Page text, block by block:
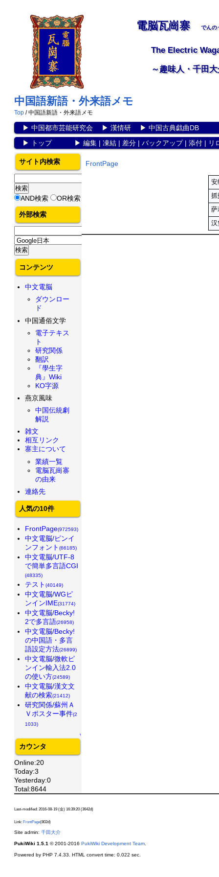
電脳瓦崗寨 でんの
The Electric
～趣味人・千田
中国語新語・外来語メモ
Top / 中国語新語・外来語メモ
▶ 中国都市芸能研究会▶ 漢情研▶ 中国古典戯曲DB
▶
トップ▶ 編集| 凍結| 差分| バックアップ| 添付| リ
FrontPage
安
抓
萨
汉
サイト内検索
AND検索 OR検索
外部検索
コンテンツ
中文電脳
ダウンロー
ド
中国通俗文学
電子テキス
ト
研究関係
翻訳
『學生字
典』Wiki
KO字源
燕京風味
中国伝統劇
解説
雑文
相互リンク
寨主について
業績一覧
電脳瓦崗寨
の由来
連絡先
人気の10件
FrontPage(972593)
中文電脳/ピンイ
ンフォント (66185)
中文電脳/UTF-8
で簡単多言語CGI
(48335)
テスト (40149)
中文電脳/WGピ
ンインIME(31774)
中文電脳/Becky!
2で多言語(26958)
中文電脳/Becky!
の中国語・多言
語設定方法(26899)
中文電脳/微軟ピ
ンイン輸入法2.0
の使い方(24589)
中文電脳/漢文文
献の検索(21412)
研究関係/蘇州Ａ
Ｖポスター事件(2
1033)
↑
カウンタ
Online:20
Today:3
Yesterday:0
Total:8644
Last-modified: 2016-08-19 (金) 16:39:20 (3642d)
Link: FrontPage(802d)
Site admin: 千田大介
PukiWiki 1.5.1 © 2001-2016 PukiWiki Development Team.
Powered by PHP 7.4.33. HTML convert time: 0.022 sec.